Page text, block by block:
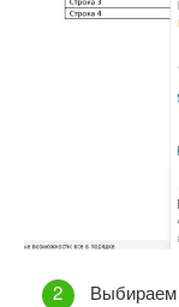
Выбираем